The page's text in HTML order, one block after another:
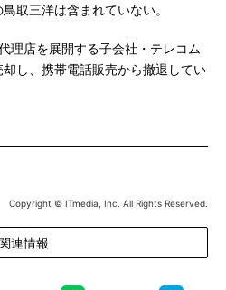
取三洋は含まれていない。
理店を展開する子会社・テレコム
し、携帯電話販売から撤退してい
Copyright © ITmedia, Inc. All Rights Reserved.
連情報